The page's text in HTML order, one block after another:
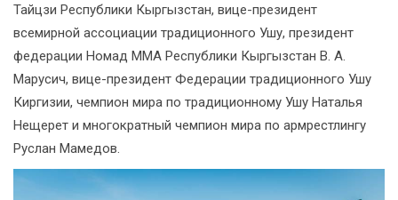
Тайцзи Республики Кыргызстан, вице-президент
всемирной ассоциации традиционного Ушу, президент
федерации Номад ММА Республики Кыргызстан В. А.
Марусич, вице-президент Федерации традиционного Ушу
Киргизии, чемпион мира по традиционному Ушу Наталья
Нещерет и многократный чемпион мира по армрестлингу
Руслан Мамедов.